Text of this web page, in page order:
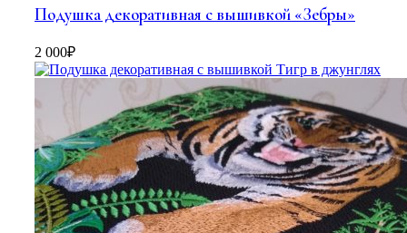
Подушка декоративная с вышивкой «Зебры»
2 000₽